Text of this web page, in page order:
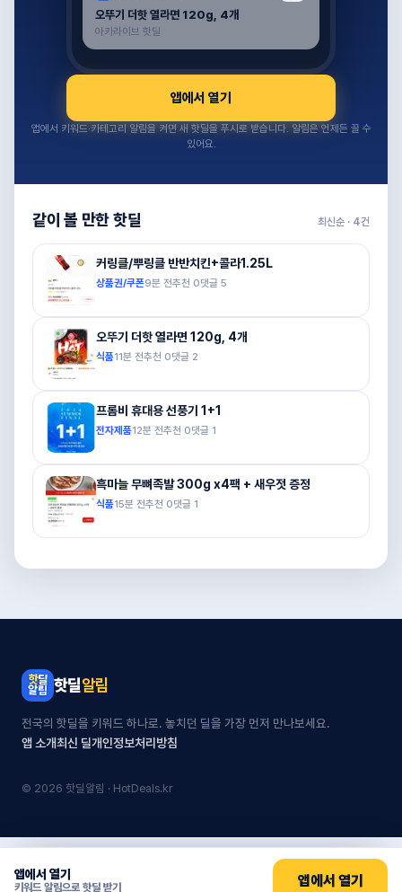
오뚜기 더핫 열라면 120g, 4개
아카라이브 핫딜
앱에서 열기
앱에서 키워드·카테고리 알림을 켜면 새 핫딜을 푸시로 받습니다. 알림은 언제든 끌 수
있어요.
같이 볼 만한 핫딜 최신순 · 4건
커링클/뿌링클 반반치킨+콜라1.25L
상품권/쿠폰9분 전추천 0댓글 5
오뚜기 더핫 열라면 120g, 4개
식품11분 전추천 0댓글 2
프롬비 휴대용 선풍기 1+1
전자제품12분 전추천 0댓글 1
흑마늘 무뼈족발 300g x4팩 + 새우젓 증정
식품15분 전추천 0댓글 1
앱에서 열기
키워드 알림으로 핫딜 받기 앱에서 열기
핫딜알림
전국의 핫딜을 키워드 하나로. 놓치던 딜을 가장 먼저 만나보세요.
앱 소개최신 딜개인정보처리방침
© 2026 핫딜알림 · HotDeals.kr